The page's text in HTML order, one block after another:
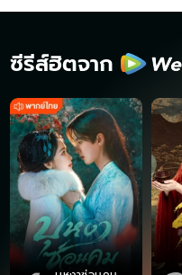
ซีรีส์ฮิตจาก